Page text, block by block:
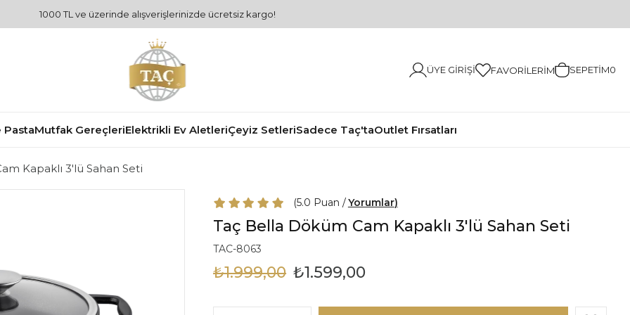
1000 TL ve üzerinde alışverişlerinizde ücretsiz kargo!
ÜYE GIRIŞI FAVORILERIM SEPETIM0
PastaMutfak GereçleriElektrikli Ev AletleriÇeyiz SetleriSadece Taç'taOutlet Fırsatları
Kapaklı 3'lü Sahan Seti
5.0 Yorumlar
Taç Bella Döküm Cam Kapaklı 3'lü Sahan Seti
TAC-8063
₺1.999,00 ₺1.599,00